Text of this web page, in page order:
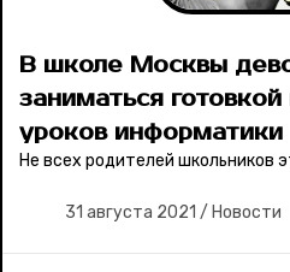
В школе Москвы
заниматься
уроков информатики
Не всех родителей школьников
31 августа 2021 / Новости